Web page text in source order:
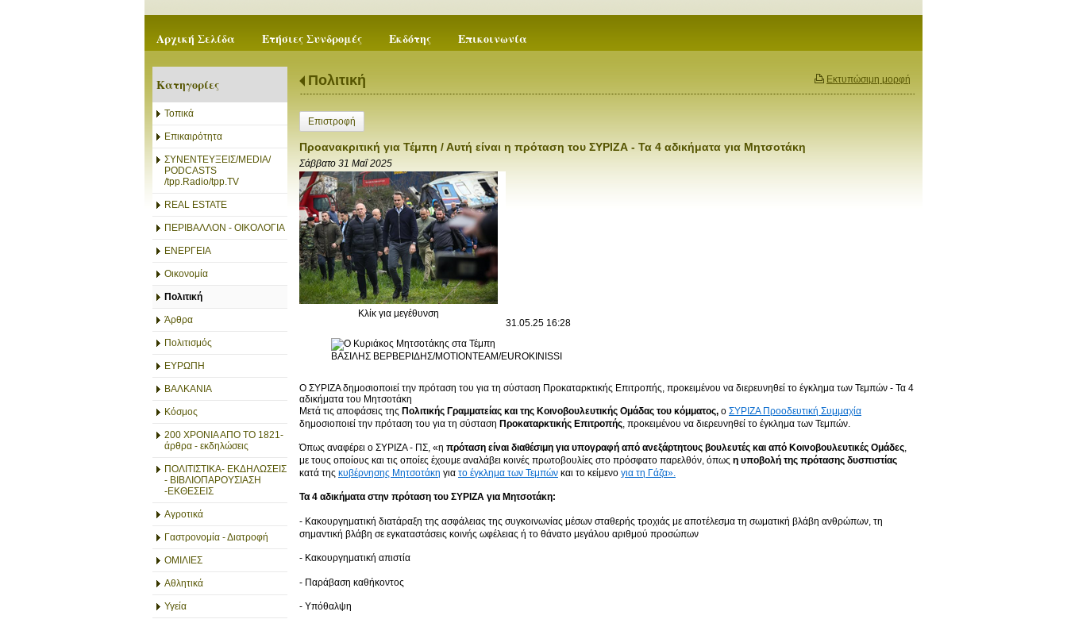
Αρχική Σελίδα Ετήσιες Συνδρομές Εκδότης Επικοινωνία
Κατηγορίες
Τοπικά
Επικαιρότητα
ΣΥΝΕΝΤΕΥΞΕΙΣ/MEDIA/
PODCASTS
/tpp.Radio/tpp.TV
REAL ESTATE
ΠΕΡΙΒΑΛΛΟΝ - ΟΙΚΟΛΟΓΙΑ
ΕΝΕΡΓΕΙΑ
Οικονομία
Πολιτική
Άρθρα
Πολιτισμός
ΕΥΡΩΠΗ
ΒΑΛΚΑΝΙΑ
Κόσμος
200 ΧΡΟΝΙΑ ΑΠΟ ΤΟ 1821-
άρθρα - εκδηλώσεις
ΠΟΛΙΤΙΣΤΙΚΑ- ΕΚΔΗΛΩΣΕΙΣ
- ΒΙΒΛΙΟΠΑΡΟΥΣΙΑΣΗ
-ΕΚΘΕΣΕΙΣ
Αγροτικά
Γαστρονομία - Διατροφή
ΟΜΙΛΙΕΣ
Αθλητικά
Υγεία
Εκτυπώσιμη μορφή
Πολιτική
Επιστροφή
Προανακριτική για Τέμπη / Αυτή είναι η πρόταση του ΣΥΡΙΖΑ - Τα 4 αδικήματα για Μητσοτάκη
Σάββατο 31 Μαΐ 2025
Κλίκ για μεγέθυνση
31.05.25 16:28
ΒΑΣΙΛΗΣ ΒΕΡΒΕΡΙΔΗΣ/MOTIONTEAM/EUROKINISSI
Ο ΣΥΡΙΖΑ δημοσιοποιεί την πρόταση του για τη σύσταση Προκαταρκτικής Επιτροπής, προκειμένου να διερευνηθεί το έγκλημα των Τεμπών - Τα 4
αδικήματα του Μητσοτάκη
Μετά τις αποφάσεις της Πολιτικής Γραμματείας και της Κοινοβουλευτικής Ομάδας του κόμματος, ο ΣΥΡΙΖΑ Προοδευτική Συμμαχία
δημοσιοποιεί την πρόταση του για τη σύσταση Προκαταρκτικής Επιτροπής , προκειμένου να διερευνηθεί το έγκλημα των Τεμπών.
Όπως αναφέρει ο ΣΥΡΙΖΑ - ΠΣ, «η πρόταση είναι διαθέσιμη για υπογραφή από ανεξάρτητους βουλευτές και από Κοινοβουλευτικές Ομάδες,
με τους οποίους και τις οποίες έχουμε αναλάβει κοινές πρωτοβουλίες στο πρόσφατο παρελθόν, όπως η υποβολή της πρότασης δυσπιστίας
κατά της κυβέρνησης Μητσοτάκη για το έγκλημα των Τεμπών και το κείμενο για τη Γάζα».
Τα 4 αδικήματα στην πρόταση του ΣΥΡΙΖΑ για Μητσοτάκη:
- Κακουργηματική διατάραξη της ασφάλειας της συγκοινωνίας μέσων σταθερής τροχιάς με αποτέλεσμα τη σωματική βλάβη ανθρώπων, τη
σημαντική βλάβη σε εγκαταστάσεις κοινής ωφέλειας ή το θάνατο μεγάλου αριθμού προσώπων
- Κακουργηματική απιστία
- Παράβαση καθήκοντος
- Υπόθαλψη